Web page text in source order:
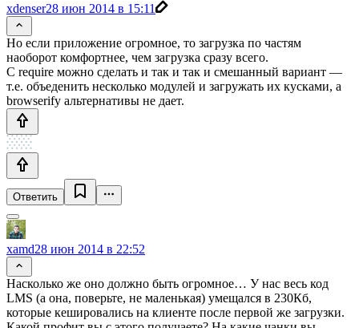
xdenser28 июн 2014 в 15:11
Но если приложение огромное, то загрузка по частям
наоборот комфортнее, чем загрузка сразу всего.
С require можно сделать и так и так и смешанный вариант —
т.е. объеденить несколько модулей и загружать их кусками, а
browserify альтернативы не дает.
Ответить
xamd28 июн 2014 в 22:52
Насколько же оно должно быть огромное… У нас весь код
LMS (а она, поверьте, не маленькая) умещался в 230Кб,
которые кешировались на клиенте после первой же загрузки.